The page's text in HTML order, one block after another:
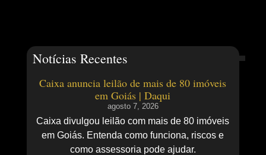
Notícias Recentes
Caixa anuncia leilão de mais de 80 imóveis
em Goiás | Daqui
agosto 7, 2026
Caixa divulgou leilão com mais de 80 imóveis
em Goiás. Entenda como funciona, riscos e
como assessoria pode ajudar.